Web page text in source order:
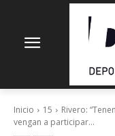
Inicio 15
Rivero:
vengan a participar...